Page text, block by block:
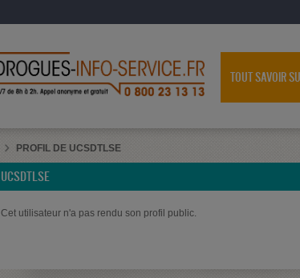
TOUT SAVOIR
PROFIL DE UCSDTLSE
UCSDTLSE
Cet utilisateur n'a pas rendu son profil public.